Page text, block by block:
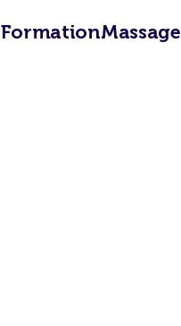
FormationMassage